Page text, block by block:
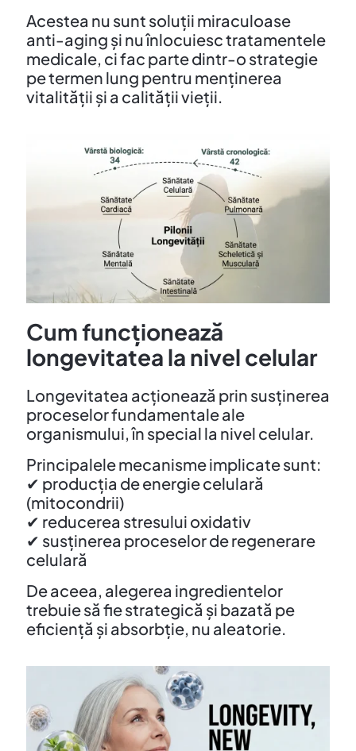
Acestea nu sunt soluții miraculoase
anti-aging și nu înlocuiesc tratamentele
medicale, ci fac parte dintr-o strategie
pe termen lung pentru menținerea
vitalității și a calității vieții.
Cum funcționează
longevitatea la nivel celular
Longevitatea acționează prin susținerea
proceselor fundamentale ale
organismului, în special la nivel celular.
Principalele mecanisme implicate sunt:
✔ producția de energie celulară
(mitocondrii)
✔ reducerea stresului oxidativ
✔ susținerea proceselor de regenerare
celulară
De aceea, alegerea ingredientelor
trebuie să fie strategică și bazată pe
eficiență și absorbție, nu aleatorie.